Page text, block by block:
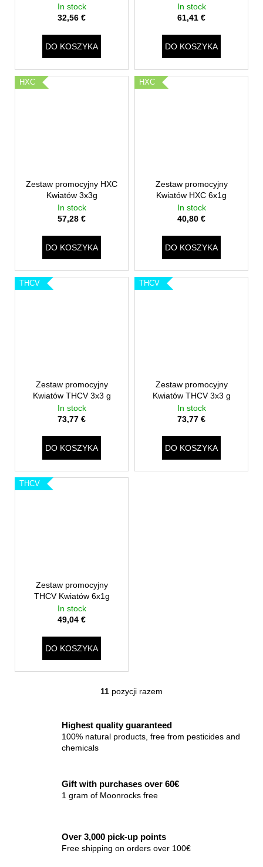
In stock
32,56 €
DO KOSZYKA
In stock
61,41 €
DO KOSZYKA
HXC
Zestaw promocyjny HXC
Kwiatów 3x3g
In stock
57,28 €
DO KOSZYKA
HXC
Zestaw promocyjny
Kwiatów HXC 6x1g
In stock
40,80 €
DO KOSZYKA
THCV
Zestaw promocyjny
Kwiatów THCV 3x3 g
In stock
73,77 €
DO KOSZYKA
THCV
Zestaw promocyjny
Kwiatów THCV 3x3 g
In stock
73,77 €
DO KOSZYKA
THCV
Zestaw promocyjny
THCV Kwiatów 6x1g
In stock
49,04 €
DO KOSZYKA
K
n
t
k
i
s
t
11 pozycji razem
Highest quality guaranteed
100% natural products, free from pesticides and
chemicals
Gift with purchases over 60€
1 gram of Moonrocks free
Over 3,000 pick-up points
Free shipping on orders over 100€